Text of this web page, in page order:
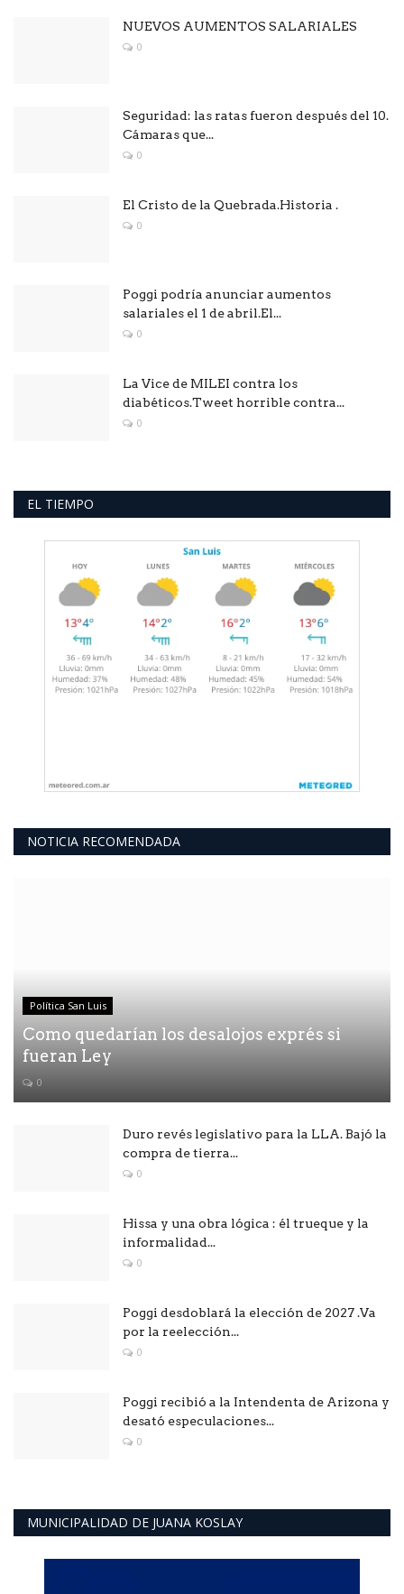
NUEVOS AUMENTOS SALARIALES
0
Seguridad: las ratas fueron después del 10.
Cámaras que...
0
El Cristo de la Quebrada.Historia .
0
Poggi podría anunciar aumentos
salariales el 1 de abril.El...
0
La Vice de MILEI contra los
diabéticos.Tweet horrible contra...
0
EL TIEMPO
NOTICIA RECOMENDADA
Política San Luis
Como quedarían los desalojos exprés si
fueran Ley
0
Duro revés legislativo para la LLA. Bajó la
compra de tierra...
0
Hissa y una obra lógica : él trueque y la
informalidad...
0
Poggi desdoblará la elección de 2027 .Va
por la reelección...
0
Poggi recibió a la Intendenta de Arizona y
desató especulaciones...
0
MUNICIPALIDAD DE JUANA KOSLAY